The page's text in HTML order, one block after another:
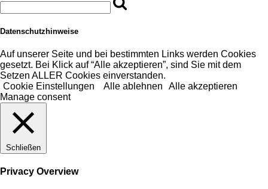
Datenschutzhinweise
Auf unserer Seite und bei bestimmten Links werden Cookies
gesetzt. Bei Klick auf “Alle akzeptieren”, sind Sie mit dem
Setzen ALLER Cookies einverstanden.
Cookie Einstellungen
Alle ablehnen
Alle akzeptieren
Manage consent
Schließen
Privacy Overview